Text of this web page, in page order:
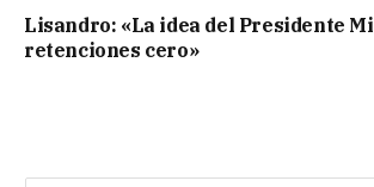
Lisandro: «La idea del Presidente
retenciones cero»